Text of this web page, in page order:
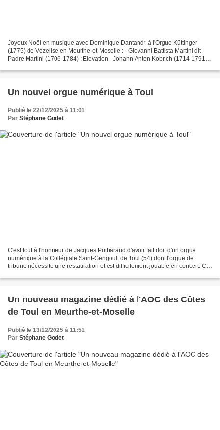
Joyeux Noël en musique avec Dominique Dantand* à l'Orgue Küttinger
(1775) de Vézelise en Meurthe-et-Moselle : - Giovanni Battista Martini dit
Padre Martini (1706-1784) : Elevation - Johann Anton Kobrich (1714-1791) :
Un nouvel orgue numérique à Toul
Publié le 22/12/2025 à 11:01
Par Stéphane Godet
C'est tout à l'honneur de Jacques Puibaraud d'avoir fait don d'un orgue
numérique à la Collégiale Saint-Gengoult de Toul (54) dont l'orgue de
tribune nécessite une restauration et est difficilement jouable en concert. Cet
Un nouveau magazine dédié à l'AOC des Côtes
de Toul en Meurthe-et-Moselle
Publié le 13/12/2025 à 11:51
Par Stéphane Godet